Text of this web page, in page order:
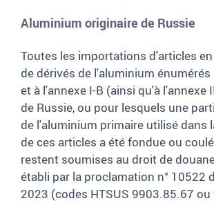
Aluminium originaire de Russie
Toutes les importations d'articles
de dérivés de l'aluminium énumérés
et à l'annexe I-B (ainsi qu'à l'annexe
de Russie, ou pour lesquels une
de l'aluminium primaire utilisé dans
de ces articles a été fondue ou
restent soumises au droit de
établi par la proclamation n° 10522
2023 (codes HTSUS 9903.85.67